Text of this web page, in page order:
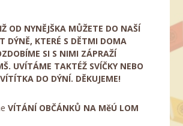
OD NYNĚJŠKA MŮŽETE DO NAŠÍ
DÝNĚ, KTERÉ S DĚTMI DOMA
SI S NIMI ZÁPRAŽÍ
UVÍTÁME TAKTÉŽ SVÍČKY NEBO
DO DÝNÍ. DĚKUJEME!
VÍTÁNÍ OBČÁNKŮ NA MěÚ LOM